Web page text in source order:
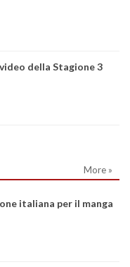
della Stagione 3
More »
italiana per il manga